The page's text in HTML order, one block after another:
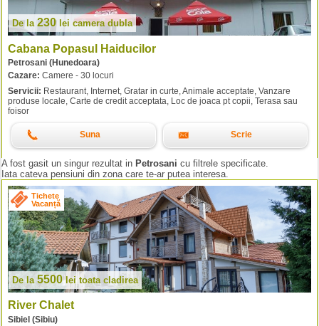
De la 230 lei camera dubla
Cabana Popasul Haiducilor
Petrosani (Hunedoara)
Cazare: Camere - 30 locuri
Servicii: Restaurant, Internet, Gratar in curte, Animale acceptate, Vanzare
produse locale, Carte de credit acceptata, Loc de joaca pt copii, Terasa sau
foisor
Suna Scrie
A fost gasit un singur rezultat in Petrosani cu filtrele specificate.
Iata cateva pensiuni din zona care te-ar putea interesa.
Tichete
Vacanță
De la 5500lei toata cladirea
River Chalet
Sibiel (Sibiu)